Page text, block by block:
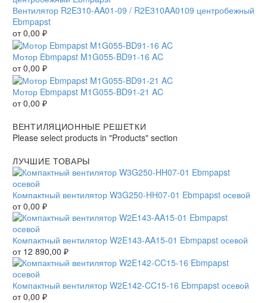
Вентилятор R2E310-AA01-09 / R2E310AA0109 центробежный
Ebmpapst
от0,00 ₽
Мотор Ebmpapst M1G055-BD91-16 AC
от0,00 ₽
Мотор Ebmpapst M1G055-BD91-21 AC
от0,00 ₽
ВЕНТИЛЯЦИОННЫЕ РЕШЕТКИ
Please select products in "Products" section
ЛУЧШИЕ ТОВАРЫ
Компактный вентилятор W3G250-HH07-01 Ebmpapst осевой
от0,00 ₽
Компактный вентилятор W2E143-AA15-01 Ebmpapst осевой
от 12 890,00 ₽
Компактный вентилятор W2E142-CC15-16 Ebmpapst осевой
от0,00 ₽